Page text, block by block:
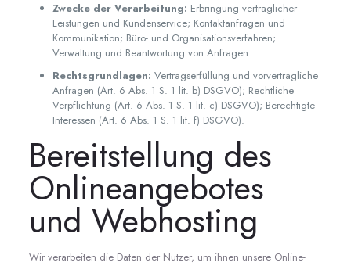
Zwecke der Verarbeitung: Erbringung vertraglicher
Leistungen und Kundenservice; Kontaktanfragen und
Kommunikation; Büro- und Organisationsverfahren;
Verwaltung und Beantwortung von Anfragen.
Rechtsgrundlagen: Vertragserfüllung und vorvertragliche
Anfragen (Art. 6 Abs. 1 S. 1 lit. b) DSGVO); Rechtliche
Verpflichtung (Art. 6 Abs. 1 S. 1 lit. c) DSGVO); Berechtigte
Interessen (Art. 6 Abs. 1 S. 1 lit. f) DSGVO).
Bereitstellung des
Onlineangebotes
und Webhosting
Wir verarbeiten die Daten der Nutzer, um ihnen unsere Online-